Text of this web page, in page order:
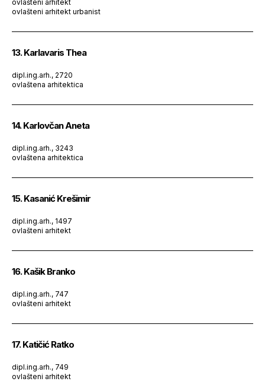
ovlašteni arhitekt
ovlašteni arhitekt urbanist
13. Karlavaris Thea
dipl.ing.arh., 2720
ovlaštena arhitektica
14. Karlovčan Aneta
dipl.ing.arh., 3243
ovlaštena arhitektica
15. Kasanić Krešimir
dipl.ing.arh., 1497
ovlašteni arhitekt
16. Kašik Branko
dipl.ing.arh., 747
ovlašteni arhitekt
17. Katičić Ratko
dipl.ing.arh., 749
ovlašteni arhitekt